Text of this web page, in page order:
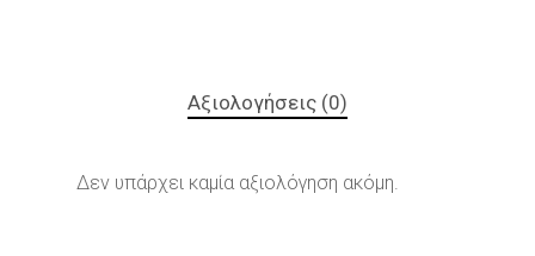
Αξιολογήσεις (0)
Δεν υπάρχει καμία αξιολόγηση ακόμη.